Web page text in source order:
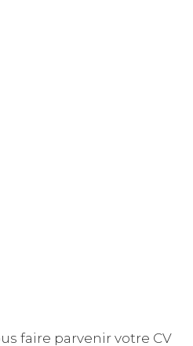
faire parvenir votre CV